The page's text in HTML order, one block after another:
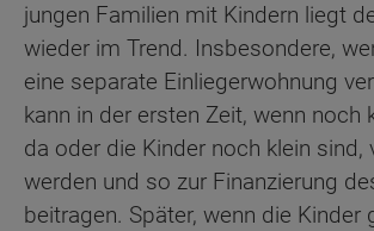
jungen Familien mit Kindern liegt
wieder im Trend. Insbesondere,
eine separate Einliegerwohnung
kann in der ersten Zeit, wenn noch
da oder die Kinder noch klein sind,
werden und so zur Finanzierung
beitragen. Später, wenn die Kinder